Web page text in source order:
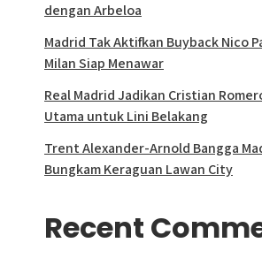
dengan Arbeloa
Madrid Tak Aktifkan Buyback Nico
Milan Siap Menawar
Real Madrid Jadikan Cristian
Utama untuk Lini Belakang
Trent Alexander-Arnold Bangga
Bungkam Keraguan Lawan City
Recent